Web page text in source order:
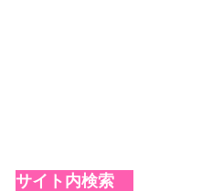
サイト内検索